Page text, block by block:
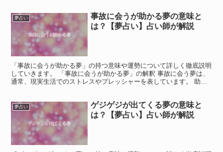
夢占い
事故に会うが助かる夢の意味と
は？【夢占い】占い師が解説
「事故に会うが助かる夢」の持つ意味や運勢について詳しく徹底説明
していきます。 「事故に会うが助かる夢」の解釈 事故に会う夢は、
通常、現実生活でのストレスやプレッシャーを表しています。 助か
夢占い
ゲジゲジが出てくる夢の意味と
は？【夢占い】占い師が解説